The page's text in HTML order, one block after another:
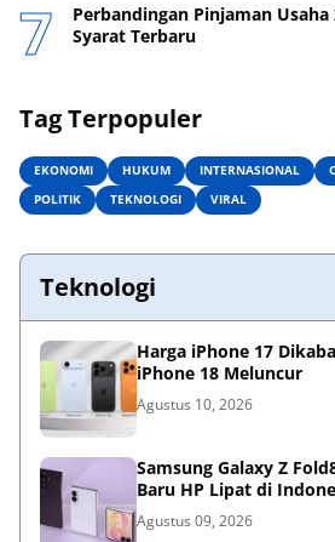
Perbandingan Pinjaman Usaha
Syarat Terbaru
Tag Terpopuler
EKONOMI HUKUM INTERNASIONAL
POLITIK
TEKNOLOGI VIRAL
Teknologi
Harga iPhone 17
iPhone 18 Meluncur
Agustus 10, 2026
Samsung Galaxy Z
Baru HP Lipat di
Agustus 09, 2026